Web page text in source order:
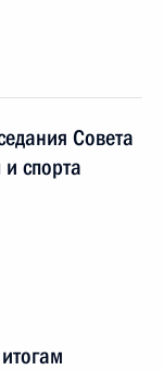
Совета
спорта